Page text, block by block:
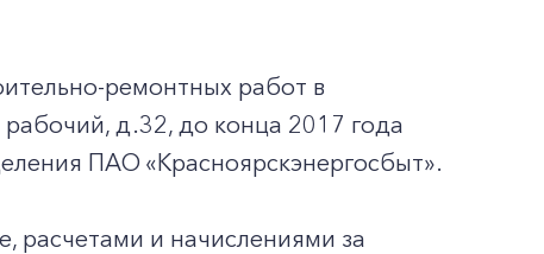
ремонтных работ в
д.32, до конца 2017 года
ПАО «Красноярскэнергосбыт».
расчетами и начислениями за